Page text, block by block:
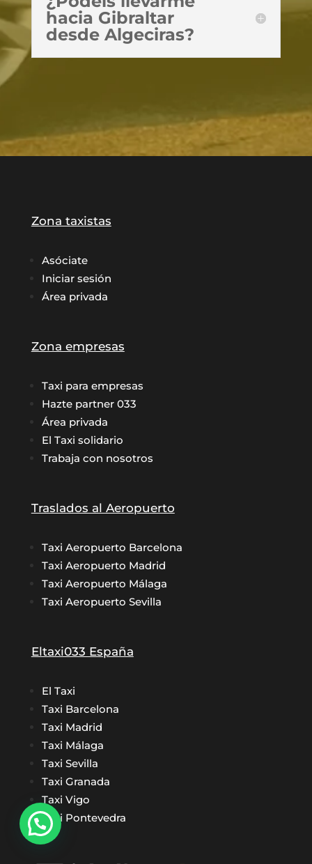
hacia Gibraltar
desde Algeciras?
Zona taxistas
Asóciate
Iniciar sesión
Área privada
Zona empresas
Taxi para empresas
Hazte partner 033
Área privada
El Taxi solidario
Trabaja con nosotros
Traslados al Aeropuerto
Taxi Aeropuerto Barcelona
Taxi Aeropuerto Madrid
Taxi Aeropuerto Málaga
Taxi Aeropuerto Sevilla
Eltaxi033 España
El Taxi
Taxi Barcelona
Taxi Madrid
Taxi Málaga
Taxi Sevilla
Taxi Granada
Taxi Vigo
Taxi Pontevedra¿Necesitas hacer una reserva?